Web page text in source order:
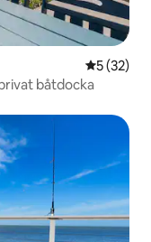
5 av 5 i
5 (32)
båtdocka